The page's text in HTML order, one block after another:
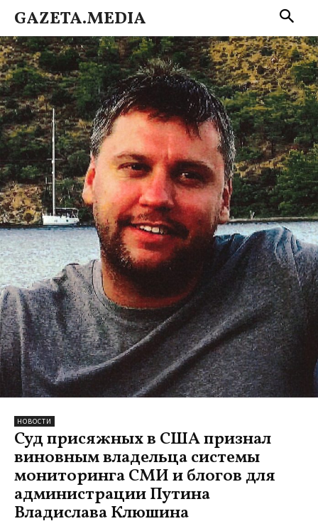
GAZETA.MEDIA
НОВОСТИ
Суд присяжных в США признал
виновным владельца системы
мониторинга СМИ и блогов для
администрации Путина
Владислава Клюшина